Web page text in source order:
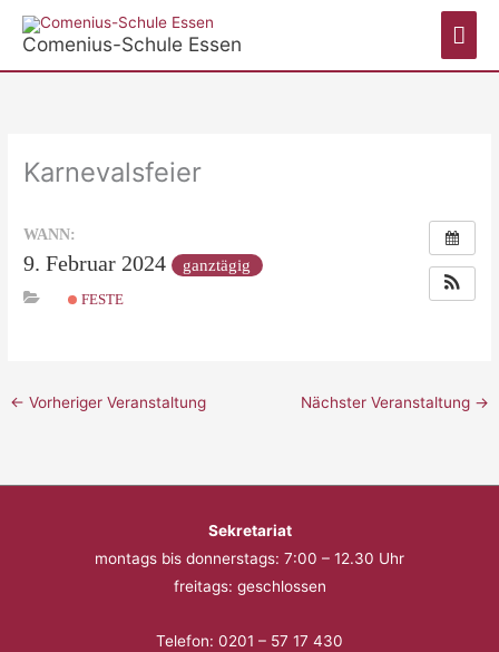
InhaltComenius-Schule Essen
Karnevalsfeier
WANN:
9. Februar 2024 ganztägig
FESTE
← Vorheriger Veranstaltung Nächster Veranstaltung →
Sekretariat
montags bis donnerstags: 7:00 – 12.30 Uhr
freitags: geschlossen
Telefon: 0201 – 57 17 430